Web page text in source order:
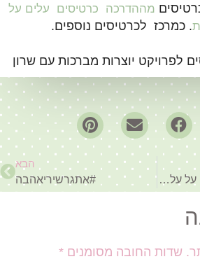
מההדרכה כרטיסים עלים על
. כמרכז לכרטיסים נוספים.
הדרכה – כרטיס עלים על עלים במסגרת מובלטת
הבא
#אתגרשיריאהבה
שדות החובה מסומנים *